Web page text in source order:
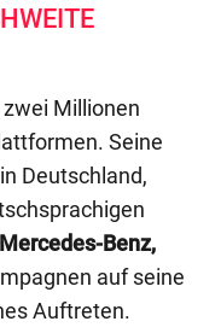
Millionen
Seine
Deutschland,
Benz,
auf seine
Auftreten.